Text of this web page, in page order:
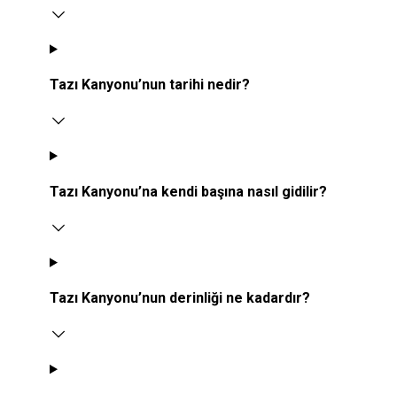
Tazı Kanyonu’nun tarihi nedir?
Tazı Kanyonu’na kendi başına nasıl gidilir?
Tazı Kanyonu’nun derinliği ne kadardır?